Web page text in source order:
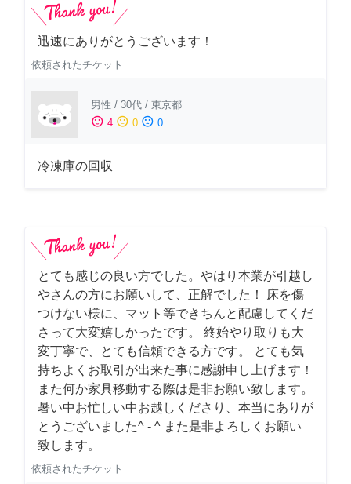
迅速にありがとうございます！
依頼されたチケット
男性 / 30代 / 東京都
sentiment_satisfied 4 sentiment_neutral 0 sentiment_dissatisfied 0
冷凍庫の回収
とても感じの良い方でした。やはり本業が引越し
やさんの方にお願いして、正解でした！ 床を傷
つけない様に、マット等できちんと配慮してくだ
さって大変嬉しかったです。 終始やり取りも大
変丁寧で、とても信頼できる方です。 とても気
持ちよくお取引が出来た事に感謝申し上げます！
また何か家具移動する際は是非お願い致します。
暑い中お忙しい中お越しくださり、本当にありが
とうございました^ - ^ また是非よろしくお願い
致します。
依頼されたチケット